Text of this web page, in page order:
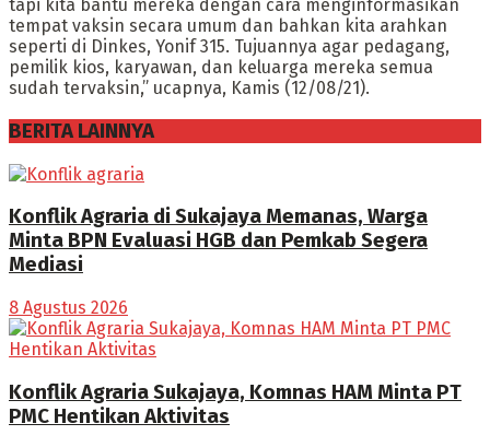
tapi kita bantu mereka dengan cara menginformasikan
tempat vaksin secara umum dan bahkan kita arahkan
seperti di Dinkes, Yonif 315. Tujuannya agar pedagang,
pemilik kios, karyawan, dan keluarga mereka semua
sudah tervaksin,” ucapnya, Kamis (12/08/21).
BERITA LAINNYA
Konflik Agraria di Sukajaya Memanas, Warga
Minta BPN Evaluasi HGB dan Pemkab Segera
Mediasi
8 Agustus 2026
Konflik Agraria Sukajaya, Komnas HAM Minta PT
PMC Hentikan Aktivitas